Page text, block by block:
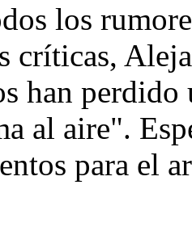
los
críticas,
han perdido
al aire".
para el